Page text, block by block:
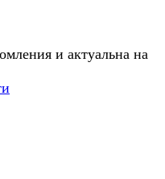
и актуальна на